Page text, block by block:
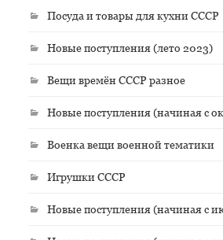
Посуда и товары для кухни СССР
Новые поступления (лето 2023)
Вещи времён СССР разное
Новые поступления (начиная с
Военка вещи военной тематики
Игрушки СССР
Новые поступления (начиная с